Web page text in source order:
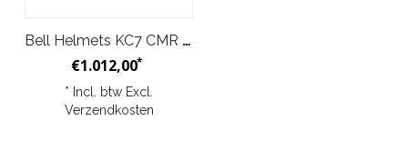
Bell Helmets KC7 CMR Ayrton Senna Edition
€1.012,00*
* Incl. btw Excl.
Verzendkosten